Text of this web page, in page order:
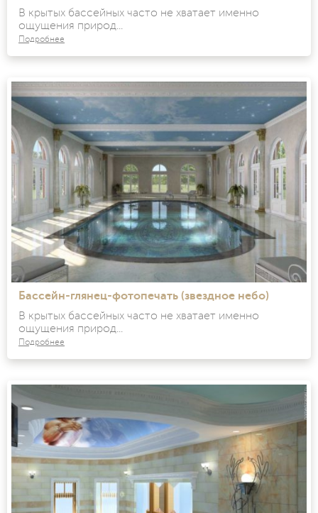
В крытых бассейных часто не хватает именно
ощущения природ...
Подробнее
Бассейн-глянец-фотопечать (звездное небо)
В крытых бассейных часто не хватает именно
ощущения природ...
Подробнее